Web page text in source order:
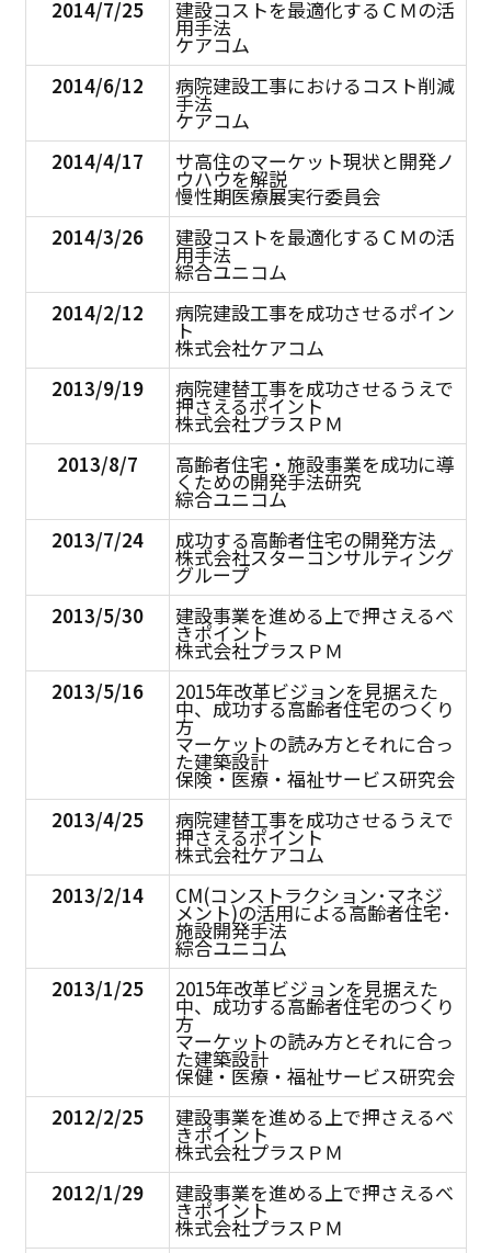
2014/7/25
建設コストを最適化するＣＭの活
用手法
ケアコム
2014/6/12
病院建設工事におけるコスト削減
手法
ケアコム
2014/4/17
サ高住のマーケット現状と開発ノ
ウハウを解説
慢性期医療展実行委員会
2014/3/26
建設コストを最適化するＣＭの活
用手法
綜合ユニコム
2014/2/12
病院建設工事を成功させるポイン
ト
株式会社ケアコム
2013/9/19
病院建替工事を成功させるうえで
押さえるポイント
株式会社プラスＰＭ
2013/8/7
高齢者住宅・施設事業を成功に導
くための開発手法研究
綜合ユニコム
2013/7/24
成功する高齢者住宅の開発方法
株式会社スターコンサルティング
グループ
2013/5/30
建設事業を進める上で押さえるべ
きポイント
株式会社プラスＰＭ
2013/5/16
2015年改革ビジョンを見据えた
中、成功する高齢者住宅のつくり
方
マーケットの読み方とそれに合っ
た建築設計
保険・医療・福祉サービス研究会
2013/4/25
病院建替工事を成功させるうえで
押さえるポイント
株式会社ケアコム
2013/2/14
CM(コンストラクション･マネジ
メント)の活用による高齢者住宅･
施設開発手法
綜合ユニコム
2013/1/25
2015年改革ビジョンを見据えた
中、成功する高齢者住宅のつくり
方
マーケットの読み方とそれに合っ
た建築設計
保健・医療・福祉サービス研究会
2012/2/25
建設事業を進める上で押さえるべ
きポイント
株式会社プラスＰＭ
2012/1/29
建設事業を進める上で押さえるべ
きポイント
株式会社プラスＰＭ